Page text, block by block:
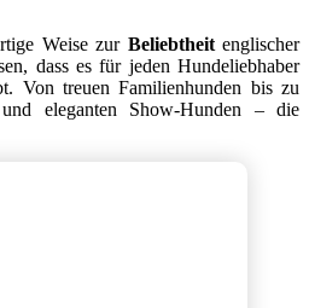
Weise zur Beliebtheitenglischer
dass es für jeden Hundeliebhaber
Von treuen Familienhunden bis zu
und eleganten Show-Hunden – die